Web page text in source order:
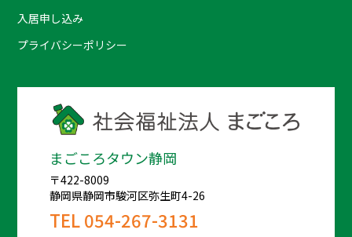
入居申し込み
プライバシーポリシー
まごころタウン静岡
〒422-8009
静岡県静岡市駿河区弥生町4-26
TEL054-267-3131